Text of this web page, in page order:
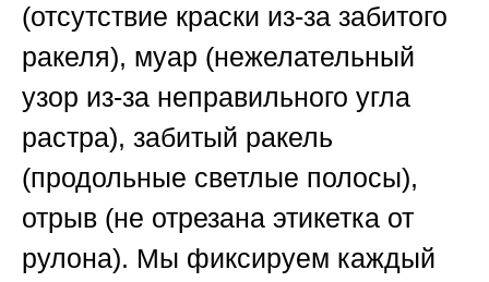
(отсутствие краски из-за забитого
ракеля), муар (нежелательный
узор из-за неправильного угла
растра), забитый ракель
(продольные светлые полосы),
отрыв (не отрезана этикетка от
рулона). Мы фиксируем каждый